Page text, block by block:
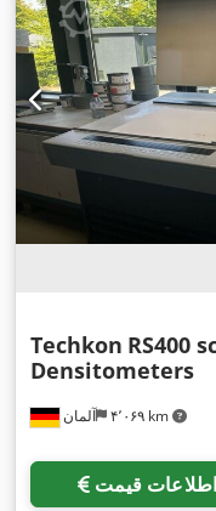
آلمان ۴٬۰۶۹ km
Techkon RS400
Densitometers
اطلاعات قیمت